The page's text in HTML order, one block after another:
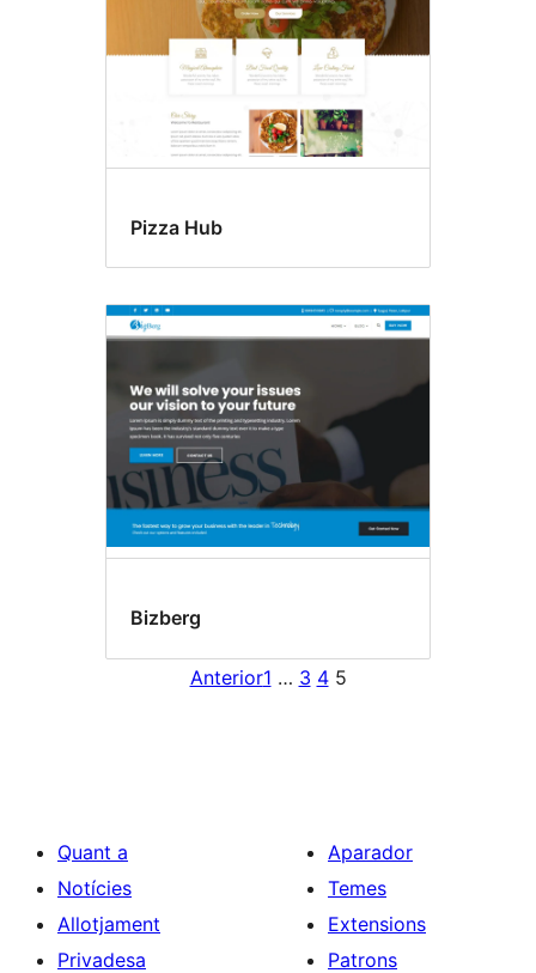
Pizza Hub
Bizberg
Anterior1 … 3 4 5
Quant a
Notícies
Allotjament
Privadesa
Aparador
Temes
Extensions
Patrons